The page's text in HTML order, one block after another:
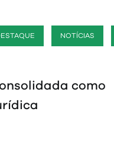
NOTÍCIAS
como